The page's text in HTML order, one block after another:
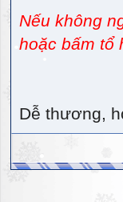
Nếu không
hoặc bấm tổ
Dễ thương,